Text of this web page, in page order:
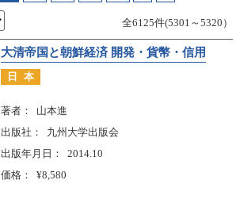
全6125件(5301～5320）
大清帝国と朝鮮経済 開発・貨幣・信用
日本
著者
山本進
出版社
九州大学出版会
出版年月日
2014.10
価格
¥8,580